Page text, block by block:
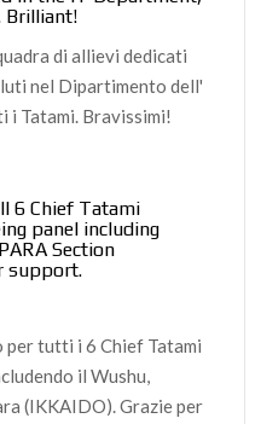
Brilliant!
di allievi dedicati
nel Dipartimento dell'
i Tatami. Bravissimi!
6 Chief Tatami
panel including
Section
support.
per tutti i 6 Chief Tatami
il Wushu,
(IKKAIDO). Grazie per